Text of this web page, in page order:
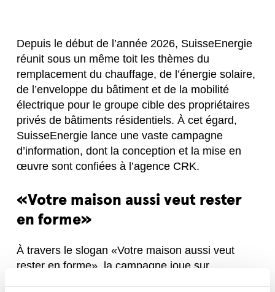
Depuis le début de l’année 2026, SuisseEnergie
réunit sous un même toit les thèmes du
remplacement du chauffage, de l’énergie solaire,
de l’enveloppe du bâtiment et de la mobilité
électrique pour le groupe cible des propriétaires
privés de bâtiments résidentiels. À cet égard,
SuisseEnergie lance une vaste campagne
d’information, dont la conception et la mise en
œuvre sont confiées à l’agence CRK.
«Votre maison aussi veut rester
en forme»
À travers le slogan «Votre maison aussi veut
rester en forme», la campagne joue sur